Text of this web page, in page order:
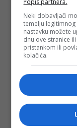
Neki dobavljači
temelju legitimnog
nastavku možete
dnu ove stranice
pristankom ili
kolačića.